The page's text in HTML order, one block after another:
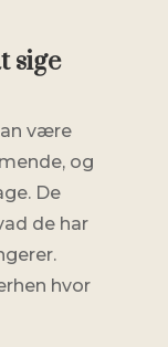
sige
være
og
De
de har
hvor